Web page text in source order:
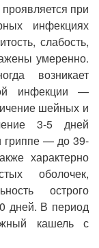
при
инфекциях
слабость,
умеренно.
возникает
инфекции —
шейных и
3-5 дней
гриппе — до 39-
характерно
оболочек,
острого
дней. В период
кашель с